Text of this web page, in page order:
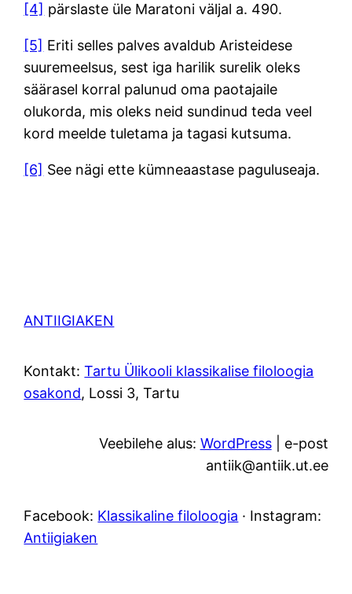
[4] pärslaste üle Maratoni väljal a. 490.
[5] Eriti selles palves avaldub Aristeidese
suuremeelsus, sest iga harilik surelik oleks
säärasel korral palunud oma paotajaile
olukorda, mis oleks neid sundinud teda veel
kord meelde tuletama ja tagasi kutsuma.
[6] See nägi ette kümneaastase paguluseaja.
ANTIIGIAKEN
Kontakt:Tartu Ülikooli klassikalise filoloogia
osakond, Lossi 3, Tartu
Veebilehe alus: WordPress| e-post
antiik@antiik.ut.ee
Facebook: Klassikaline filoloogia · Instagram:
Antiigiaken